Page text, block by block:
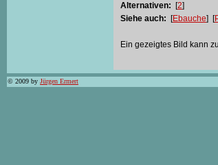
Alternativen: [2]
Siehe auch: [Ebauche] [
Ein gezeigtes Bild kann
© 2009 by Jürgen Ermert